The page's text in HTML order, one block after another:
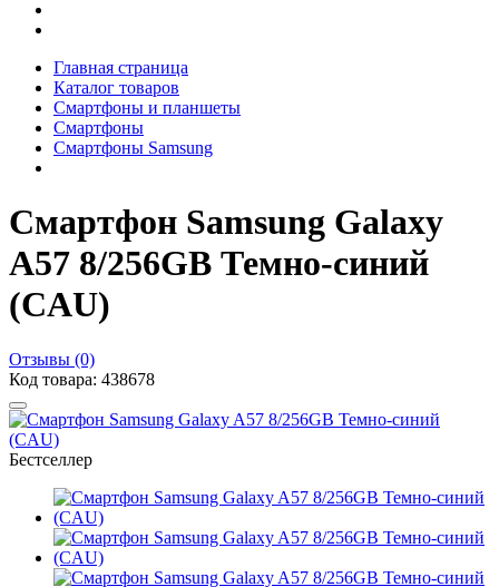
Главная страница
Каталог товаров
Смартфоны и планшеты
Смартфоны
Смартфоны Samsung
Смартфон Samsung Galaxy
A57 8/256GB Темно-синий
(CAU)
Отзывы (0)
Код товара: 438678
Бестселлер